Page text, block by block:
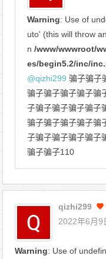
Warning: Use of
uto' (this will throw
n/www/wwwroot/
es/begin5.2/inc/
@qizhi299 骗子骗子
骗子骗子骗子骗子骗
子骗子骗子骗子骗子
骗子骗子骗子骗子骗
子骗子骗子骗子骗子
骗子骗子110
qizhi299
2022年6月9
Warning: Use of